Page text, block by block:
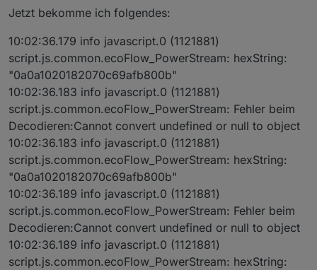
Jetzt bekomme ich folgendes:
10:02:36.179 info javascript.0 (1121881)
script.js.common.ecoFlow_PowerStream: hexString:
"0a0a1020182070c69afb800b"
10:02:36.183 info javascript.0 (1121881)
script.js.common.ecoFlow_PowerStream: Fehler beim
Decodieren:Cannot convert undefined or null to object
10:02:36.183 info javascript.0 (1121881)
script.js.common.ecoFlow_PowerStream: hexString:
"0a0a1020182070c69afb800b"
10:02:36.189 info javascript.0 (1121881)
script.js.common.ecoFlow_PowerStream: Fehler beim
Decodieren:Cannot convert undefined or null to object
10:02:36.189 info javascript.0 (1121881)
script.js.common.ecoFlow_PowerStream: hexString: